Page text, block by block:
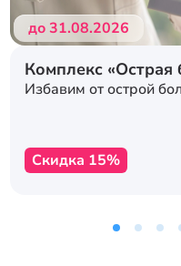
до 31.08.2026
Комплекс «Острая
Избавим от острой
Скидка 15%